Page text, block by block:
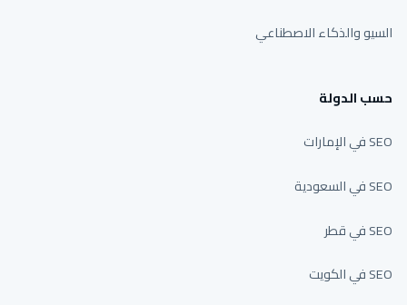
السيو والذكاء الاصطناعي
حسب الدولة
SEO في الإمارات
SEO في السعودية
SEO في قطر
SEO في الكويت